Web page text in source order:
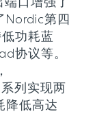
口增强了
Nordic第四
功耗蓝
协议等。
列实现两
降低高达